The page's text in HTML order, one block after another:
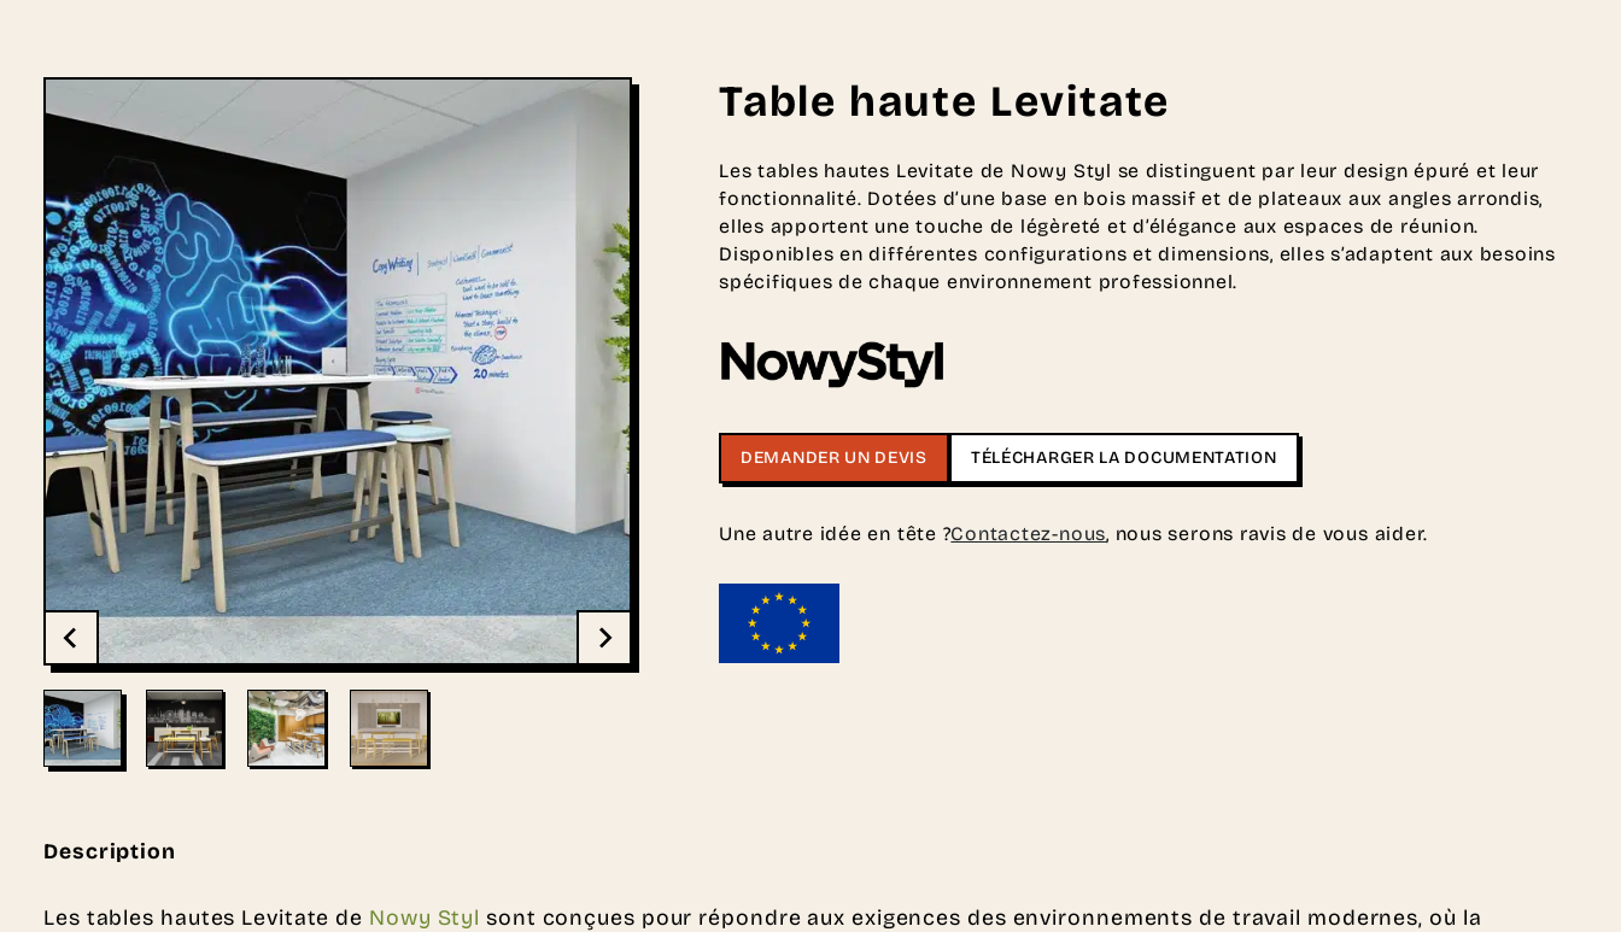
Table haute Levitate
Les tables hautes Levitate de Nowy Styl se distinguent par leur design épuré et leur
fonctionnalité. Dotées d’une base en bois massif et de plateaux aux angles arrondis,
elles apportent une touche de légèreté et d’élégance aux espaces de réunion.
Disponibles en différentes configurations et dimensions, elles s’adaptent aux besoins
spécifiques de chaque environnement professionnel.
DEMANDER UN DEVIS TÉLÉCHARGER LA DOCUMENTATION
Une autre idée en tête ?Contactez-nous, nous serons ravis de vous aider.
Description
Les tables hautes Levitate de Nowy Styl sont conçues pour répondre aux exigences des environnements de travail modernes, où la